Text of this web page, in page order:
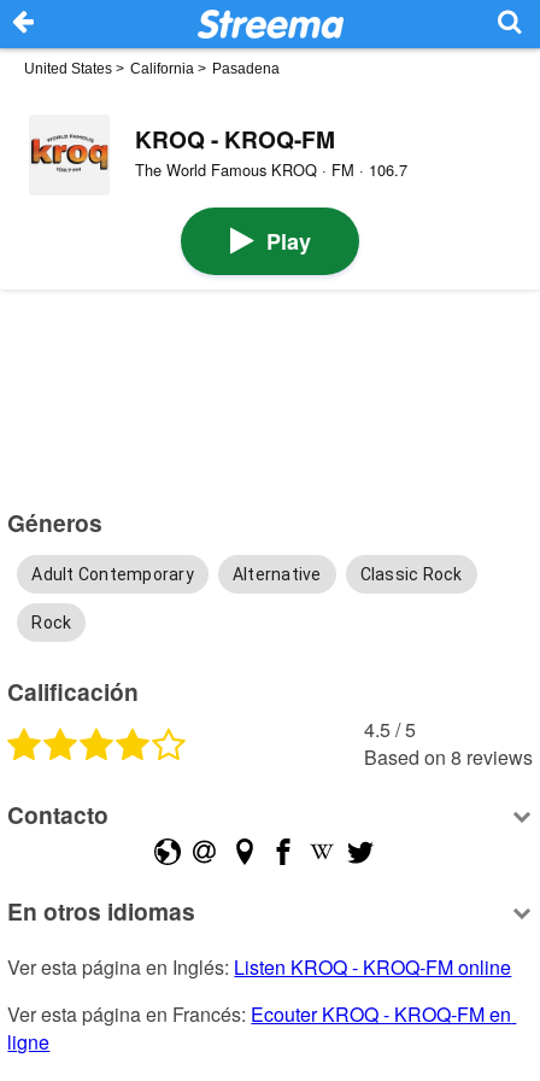
United States > California > Pasadena
KROQ - KROQ-FM
The World Famous KROQ · FM · 106.7
Play
Géneros
Adult Contemporary Alternative Classic Rock
Rock
Calificación
4.5 /5
Based on 8 reviews
Contacto
En otros idiomas
Ver esta página en Inglés: Listen KROQ - KROQ-FM online
Ver esta página en Francés: Ecouter KROQ - KROQ-FM en
ligne